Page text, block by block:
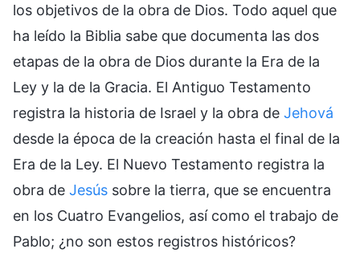
los objetivos de la obra de Dios. Todo aquel que
ha leído la Biblia sabe que documenta las dos
etapas de la obra de Dios durante la Era de la
Ley y la de la Gracia. El Antiguo Testamento
registra la historia de Israel y la obra de Jehová
desde la época de la creación hasta el final de la
Era de la Ley. El Nuevo Testamento registra la
obra de Jesús sobre la tierra, que se encuentra
en los Cuatro Evangelios, así como el trabajo de
Pablo; ¿no son estos registros históricos?